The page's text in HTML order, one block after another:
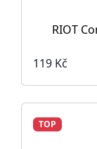
RIOT
119 Kč
TOP